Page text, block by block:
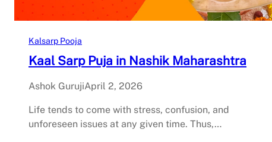
Kalsarp Pooja
Kaal Sarp Puja in Nashik Maharashtra
Ashok GurujiApril 2, 2026
Life tends to come with stress, confusion, and
unforeseen issues at any given time. Thus,…